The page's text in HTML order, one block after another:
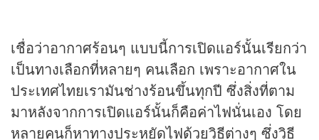
เชื่อว่าอากาศร้อนๆ แบบนี้การเปิดแอร์นั้นเรียกว่า
เป็นทางเลือกที่หลายๆ คนเลือก เพราะอากาศใน
ประเทศไทยเรามันช่างร้อนขึ้นทุกปี ซึ่งสิ่งที่ตาม
มาหลังจากการเปิดแอร์นั้นก็คือค่าไฟนั่นเอง โดย
หลายคนก็หาทางประหยัดไฟด้วยวิธีต่างๆ ซึ่งวิธี